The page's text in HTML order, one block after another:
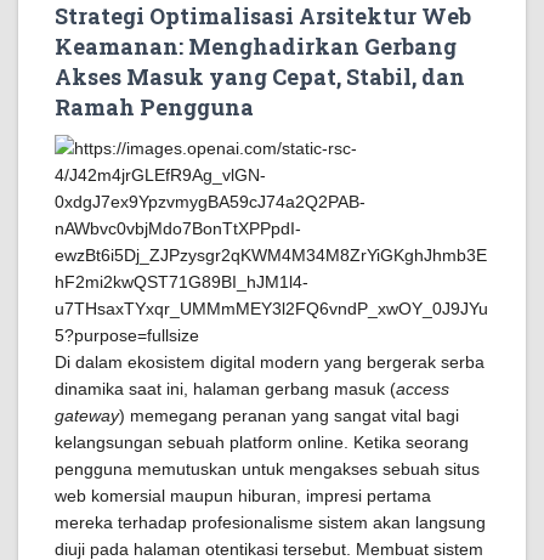
Strategi Optimalisasi Arsitektur Web
Keamanan: Menghadirkan Gerbang
Akses Masuk yang Cepat, Stabil, dan
Ramah Pengguna
Di dalam ekosistem digital modern yang bergerak serba
dinamika saat ini, halaman gerbang masuk (access
gateway) memegang peranan yang sangat vital bagi
kelangsungan sebuah platform online. Ketika seorang
pengguna memutuskan untuk mengakses sebuah situs
web komersial maupun hiburan, impresi pertama
mereka terhadap profesionalisme sistem akan langsung
diuji pada halaman otentikasi tersebut. Membuat sistem